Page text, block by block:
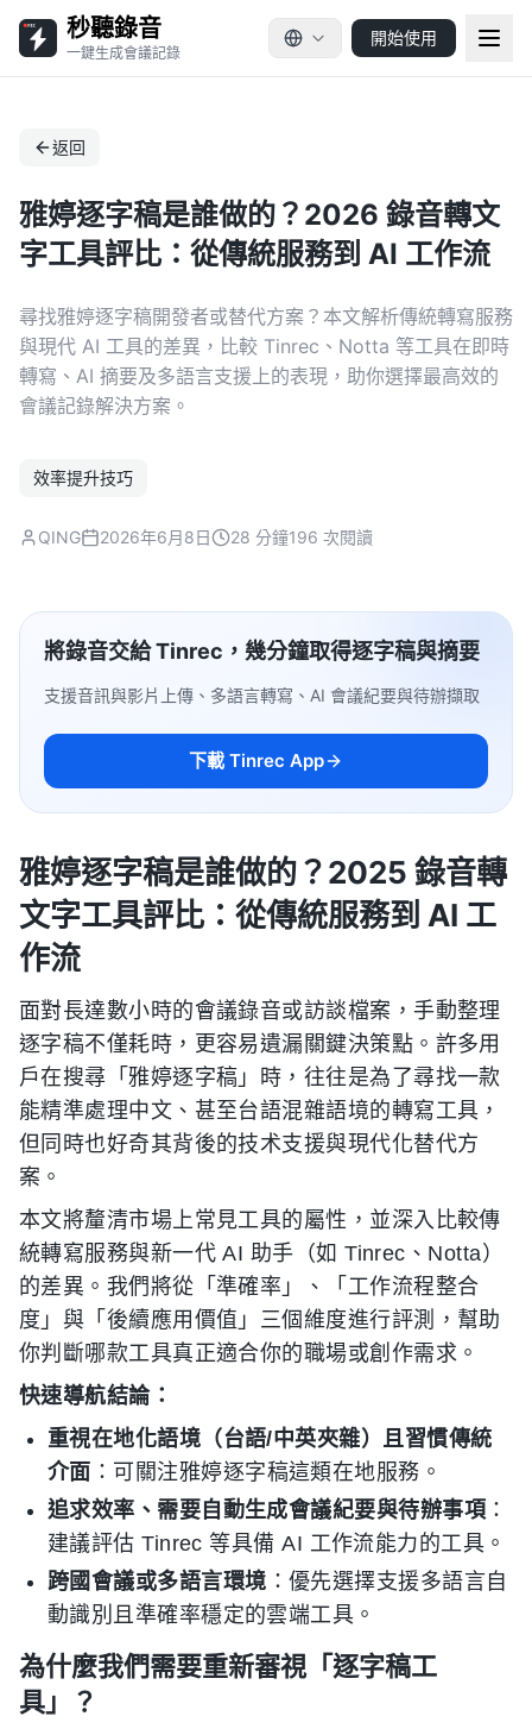
秒聽錄音
一鍵生成會議記錄
開始使用
返回
雅婷逐字稿是誰做的？2026 錄音轉文
字工具評比：從傳統服務到 AI 工作流
尋找雅婷逐字稿開發者或替代方案？本文解析傳統轉寫服務
與現代 AI 工具的差異，比較 Tinrec、Notta 等工具在即時
轉寫、AI 摘要及多語言支援上的表現，助你選擇最高效的
會議記錄解決方案。
效率提升技巧
QING 2026年6月8日 28 分鐘196 次閱讀
將錄音交給 Tinrec，幾分鐘取得逐字稿與摘要
支援音訊與影片上傳、多語言轉寫、AI 會議紀要與待辦擷取
下載 Tinrec App
雅婷逐字稿是誰做的？2025 錄音轉
文字工具評比：從傳統服務到 AI 工
作流
面對長達數小時的會議錄音或訪談檔案，手動整理
逐字稿不僅耗時，更容易遺漏關鍵決策點。許多用
戶在搜尋「雅婷逐字稿」時，往往是為了尋找一款
能精準處理中文、甚至台語混雜語境的轉寫工具，
但同時也好奇其背後的技术支援與現代化替代方
案。
本文將釐清市場上常見工具的屬性，並深入比較傳
統轉寫服務與新一代 AI 助手（如 Tinrec、Notta）
的差異。我們將從「準確率」、「工作流程整合
度」與「後續應用價值」三個維度進行評測，幫助
你判斷哪款工具真正適合你的職場或創作需求。
快速導航結論：
重視在地化語境（台語/中英夾雜）且習慣傳統
介面 ：可關注雅婷逐字稿這類在地服務。
追求效率、需要自動生成會議紀要與待辦事項 ：
建議評估 Tinrec 等具備 AI 工作流能力的工具。
跨國會議或多語言環境 ：優先選擇支援多語言自
動識別且準確率穩定的雲端工具。
為什麼我們需要重新審視「逐字稿工
具」？